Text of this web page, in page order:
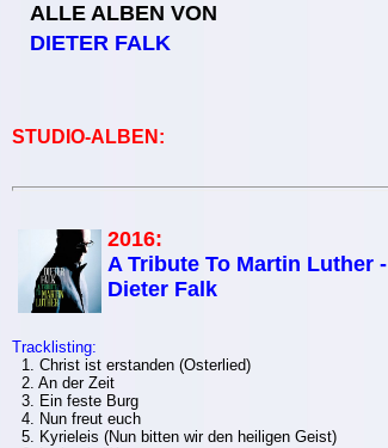
ALLE ALBEN VON
DIETER FALK
STUDIO-ALBEN:
2016:
A Tribute To Martin Luther -
Dieter Falk
Tracklisting:
1. Christ ist erstanden (Osterlied)
2. An der Zeit
3. Ein feste Burg
4. Nun freut euch
5. Kyrieleis (Nun bitten wir den heiligen Geist)